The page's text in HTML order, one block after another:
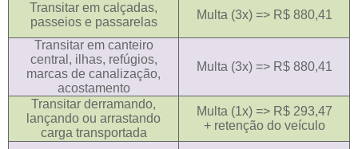
Transitar em calçadas,
passeios e passarelas
Multa (3x) => R$ 880,41
Transitar em canteiro
central, ilhas, refúgios,
marcas de canalização,
acostamento
Multa (3x) => R$ 880,41
Transitar derramando,
lançando ou arrastando
carga transportada
Multa (1x) => R$ 293,47
+ retenção do veículo